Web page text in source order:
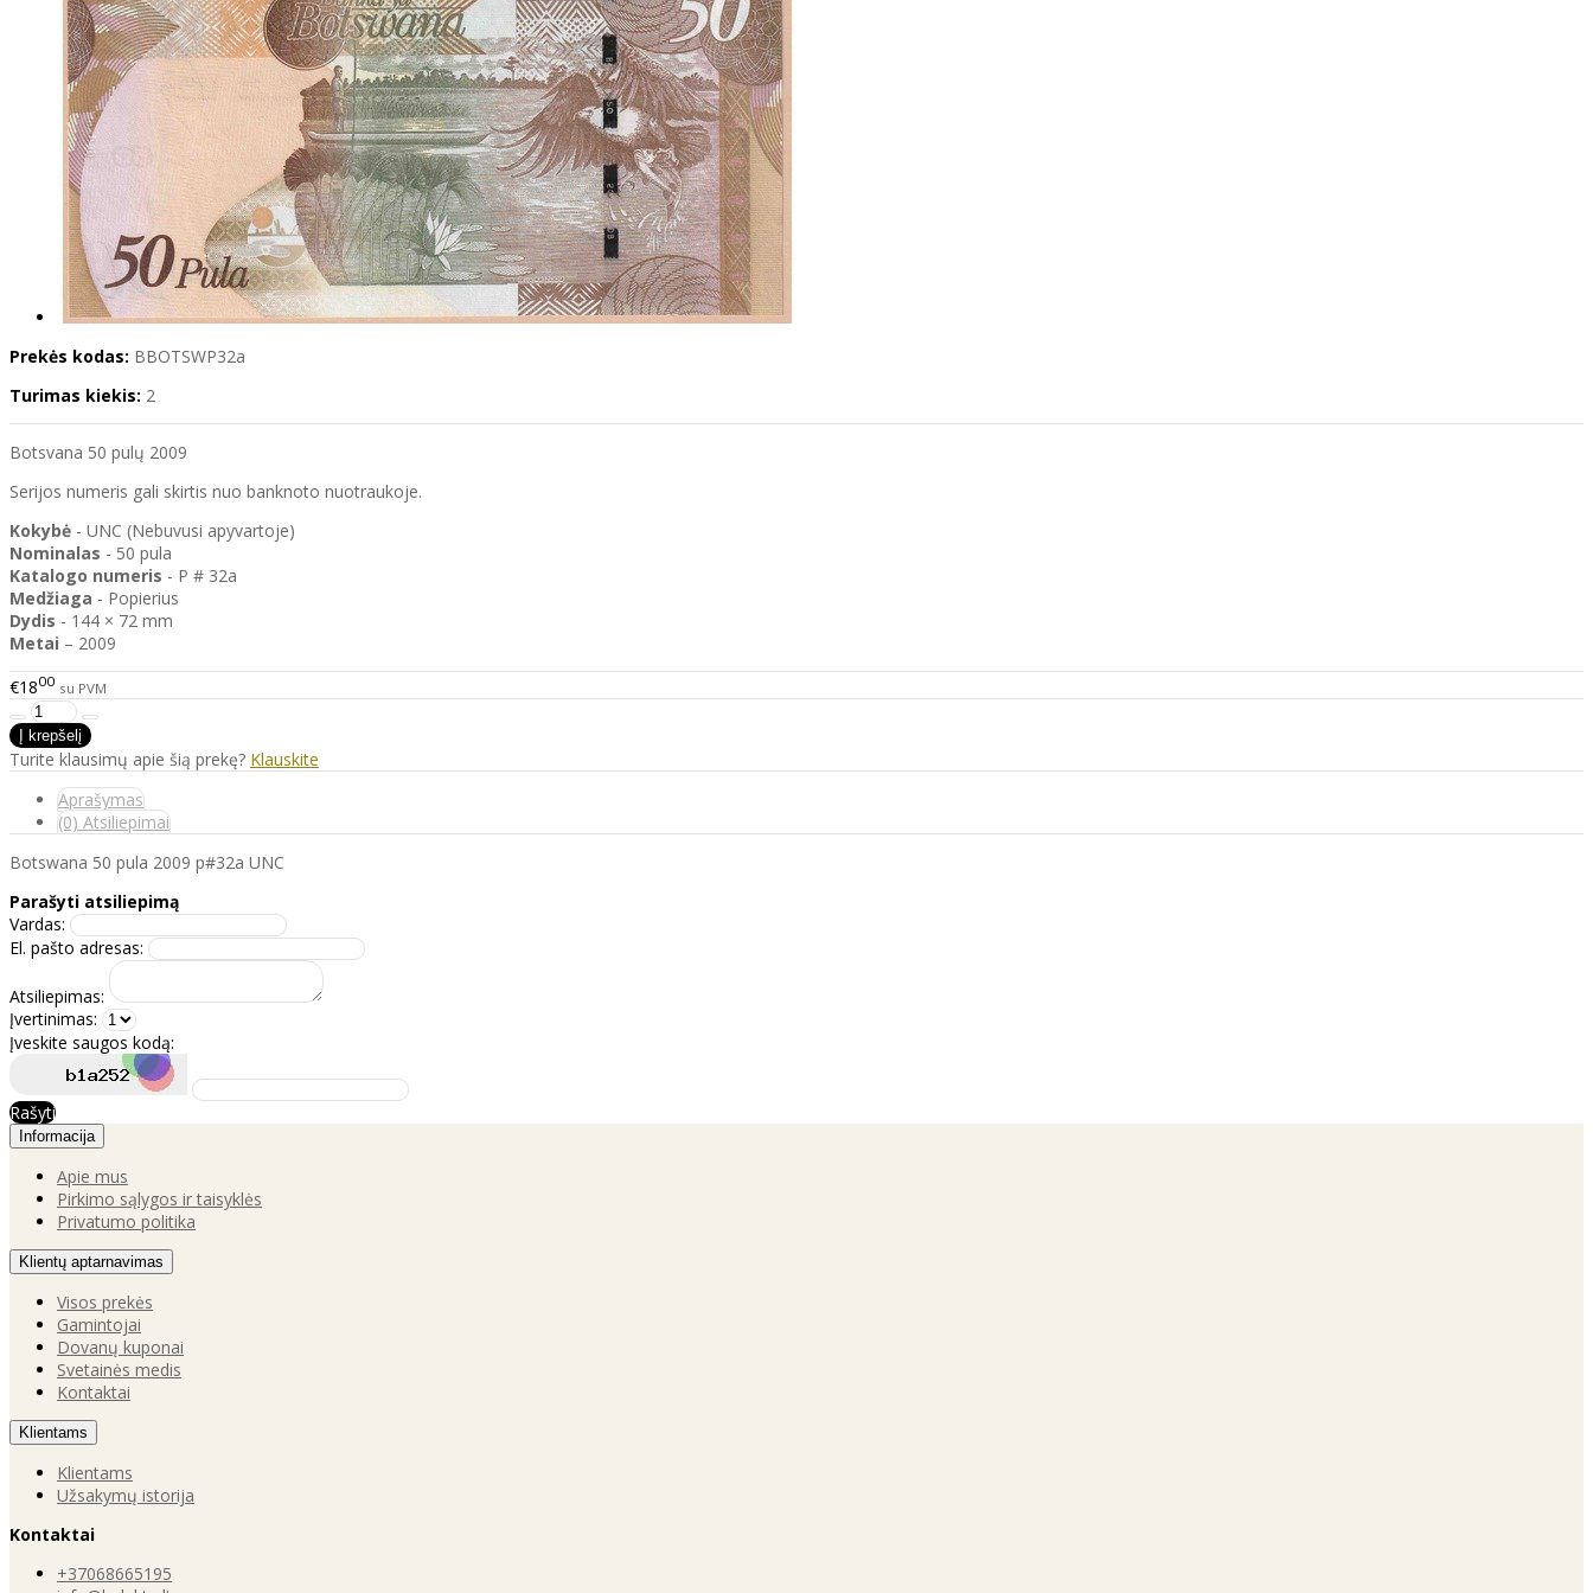
Prekės kodas: BBOTSWP32a
Turimas kiekis: 2
Botsvana 50 pulų 2009
Serijos numeris gali skirtis nuo banknoto nuotraukoje.
Kokybė - UNC (Nebuvusi apyvartoje)
Nominalas - 50 pula
Katalogo numeris - P # 32a
Medžiaga - Popierius
Dydis - 144 × 72 mm
Metai – 2009
€1800 su PVM
Turite klausimų apie šią prekę? Klauskite
Aprašymas
(0) Atsiliepimai
Botswana 50 pula 2009 p#32a UNC
Parašyti atsiliepimą
Vardas:
El. pašto adresas:
Atsiliepimas:
Įvertinimas:
Įveskite saugos kodą:
Rašyti
Informacija
Apie mus
Pirkimo sąlygos ir taisyklės
Privatumo politika
Klientų aptarnavimas
Visos prekės
Gamintojai
Dovanų kuponai
Svetainės medis
Kontaktai
Klientams
Klientams
Užsakymų istorija
Kontaktai
+37068665195